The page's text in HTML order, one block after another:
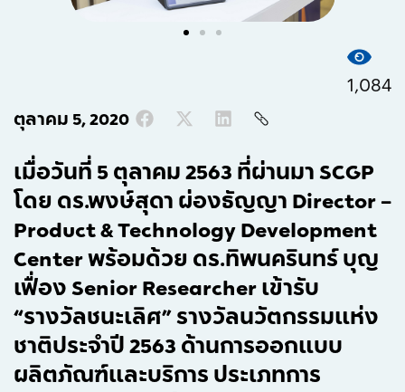
1,084
ตุลาคม 5, 2020
เมื่อวันที่ 5 ตุลาคม 2563 ที่ผ่านมา SCGP
โดย ดร.พงษ์สุดา ผ่องธัญญา Director –
Product & Technology Development
Center พร้อมด้วย ดร.ทิพนครินทร์ บุญ
เฟื่อง Senior Researcher เข้ารับ
“รางวัลชนะเลิศ” รางวัลนวัตกรรมแห่ง
ชาติประจำปี 2563 ด้านการออกแบบ
ผลิตภัณฑ์และบริการ ประเภทการ